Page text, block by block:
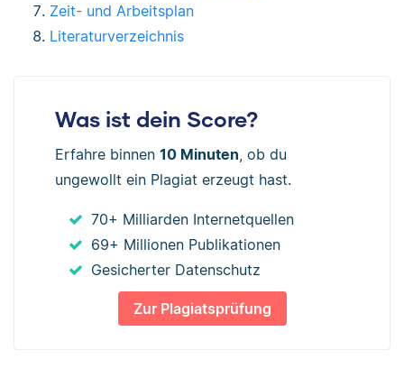
Zeit- und Arbeitsplan
Literaturverzeichnis
Was ist dein Score?
Erfahre binnen 10 Minuten , ob du
ungewollt ein Plagiat erzeugt hast.
70+ Milliarden Internetquellen
69+ Millionen Publikationen
Gesicherter Datenschutz
Zur Plagiatsprüfung